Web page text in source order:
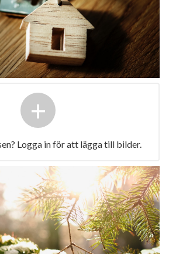
+
Logga in för att lägga till bilder.